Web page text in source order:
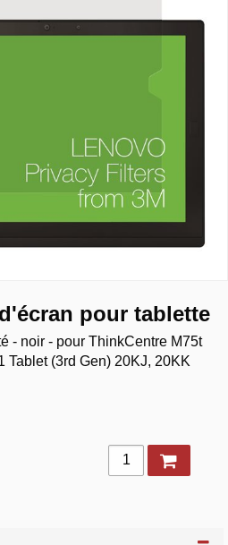
pour tablette
- noir - pour ThinkCentre M75t
Tablet (3rd Gen) 20KJ, 20KK